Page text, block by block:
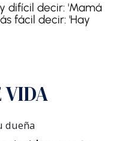
difícil decir: 'Mamá
fácil decir: 'Hay
VIDA